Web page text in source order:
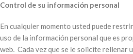
Control de su información personal
En cualquier momento usted puede
uso de la información personal que es
web. Cada vez que se le solicite rellenar